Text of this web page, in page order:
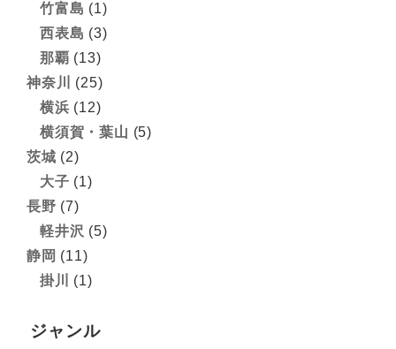
竹富島 (1)
西表島 (3)
那覇 (13)
神奈川
(25)
横浜 (12)
横須賀・葉山 (5)
茨城 (2)
大子 (1)
長野 (7)
軽井沢 (5)
静岡 (11)
掛川
(1)
ジャンル